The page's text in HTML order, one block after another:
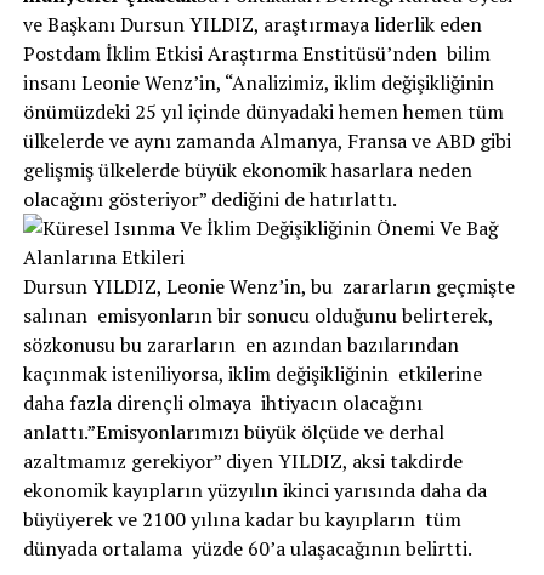
ve Başkanı Dursun YILDIZ, araştırmaya liderlik eden
Postdam İklim Etkisi Araştırma Enstitüsü’nden bilim
insanı Leonie Wenz’in, “Analizimiz, iklim değişikliğinin
önümüzdeki 25 yıl içinde dünyadaki hemen hemen tüm
ülkelerde ve aynı zamanda Almanya, Fransa ve ABD gibi
gelişmiş ülkelerde büyük ekonomik hasarlara neden
olacağını gösteriyor” dediğini de hatırlattı.
Dursun YILDIZ, Leonie Wenz’in, bu zararların geçmişte
salınan emisyonların bir sonucu olduğunu belirterek,
sözkonusu bu zararların en azından bazılarından
kaçınmak isteniliyorsa, iklim değişikliğinin etkilerine
daha fazla dirençli olmaya ihtiyacın olacağını
anlattı.”Emisyonlarımızı büyük ölçüde ve derhal
azaltmamız gerekiyor” diyen YILDIZ, aksi takdirde
ekonomik kayıpların yüzyılın ikinci yarısında daha da
büyüyerek ve 2100 yılına kadar bu kayıpların tüm
dünyada ortalama yüzde 60’a ulaşacağının belirtti.